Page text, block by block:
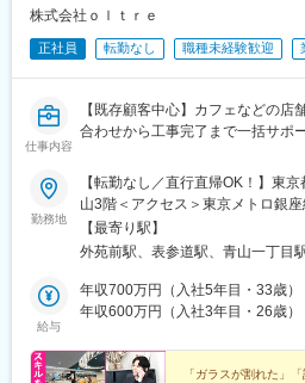
株式会社ｏｌｔｒｅ
正社員 転勤なし 職種未経験歓迎
仕事内容
【既存顧客中心】カフェなどの
合わせから工事完了まで一括サポ
勤務地
【転勤なし／直行直帰OK！】東
山3階＜アクセス＞東京メトロ銀
※U・Iターン歓迎※受動喫煙対策：
【最寄り駅】
外苑前駅、表参道駅、青山一丁目
給与
年収700万円（入社5年目・33歳）
年収600万円（入社3年目・26歳）
「ガラスが割れた」